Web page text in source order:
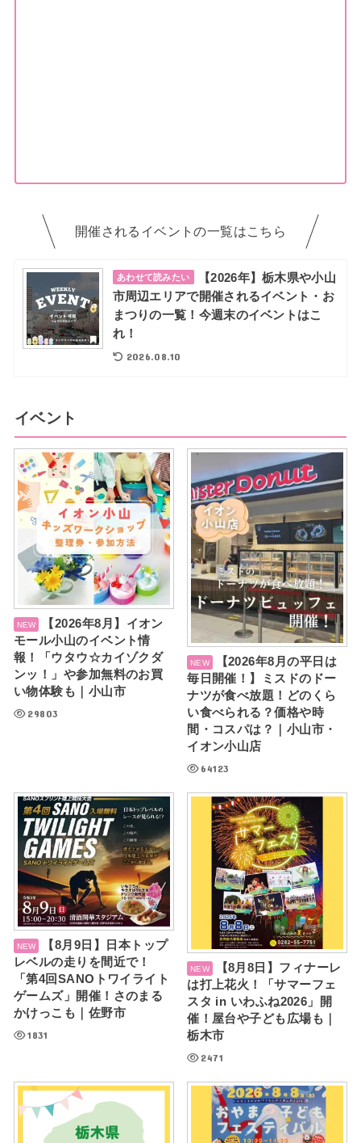
開催されるイベントの一覧はこちら
あわせて読みたい
【2026年】栃木県や小山
市周辺エリアで開催されるイベント・お
まつりの一覧！今週末のイベントはこ
れ！
2026.08.10
イベント
【2026年8月】イオン
モール小山のイベント情
報！「ウタウ☆カイゾクダ
ンッ！」や参加無料のお買
い物体験も｜小山市
29803
【2026年8月の平日は
毎日開催！】ミスドのドー
ナツが食べ放題！どのくら
い食べられる？価格や時
間・コスパは？｜小山市・
イオン小山店
64123
【8月9日】日本トップ
レベルの走りを間近で！
「第4回SANOトワイライト
ゲームズ」開催！さのまる
かけっこも｜佐野市
1831
【8月8日】フィナーレ
は打上花火！「サマーフェ
スタ in いわふね2026」開
催！屋台や子ども広場も｜
栃木市
2471